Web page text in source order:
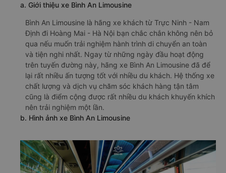
a. Giới thiệu xe Bình An Limousine
Bình An Limousine là hãng xe khách từ Trực Ninh - Nam
Định đi Hoàng Mai - Hà Nội bạn chắc chắn không nên bỏ
qua nếu muốn trải nghiệm hành trình di chuyển an toàn
và tiện nghi nhất. Ngay từ những ngày đầu hoạt động
trên tuyến đường này, hãng xe Bình An Limousine đã để
lại rất nhiều ấn tượng tốt với nhiều du khách. Hệ thống xe
chất lượng và dịch vụ chăm sóc khách hàng tận tâm
cũng là điểm cộng được rất nhiều du khách khuyến khích
nên trải nghiệm một lần.
b. Hình ảnh xe Bình An Limousine